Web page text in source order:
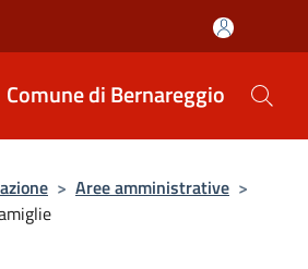
Comune di Bernareggio
> Aree amministrative >